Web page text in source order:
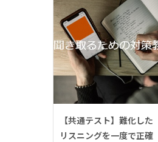
【共通テスト】難化した
リスニングを一度で正確